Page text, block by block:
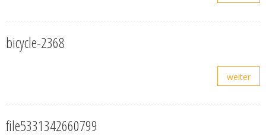
bicycle-2368
weiter
file5331342660799